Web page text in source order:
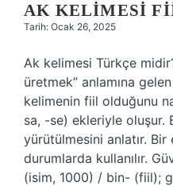
AK KELIMESI
Tarih: Ocak 26, 2025
Ak kelimesi Türkçe
üretmek” anlamına
kelimenin fiil olduğunu
sa, -se) ekleriyle oluşur.
yürütülmesini anlatır. Bir
durumlarda kullanılır.
(isim, 1000) / bin- (fiil);